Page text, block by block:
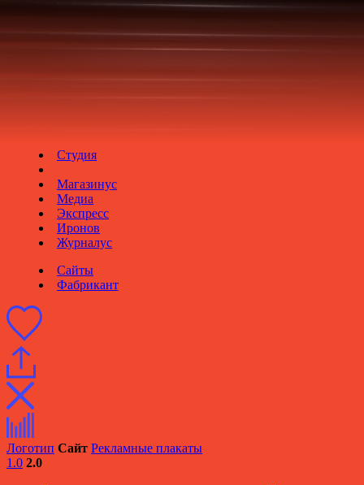
Студия
Магазинус
Медиа
Экспресс
Иронов
Журналус
Сайты
Фабрикант
Логотип Сайт Рекламные плакаты
1.0 2.0